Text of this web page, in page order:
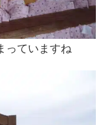
っていますね